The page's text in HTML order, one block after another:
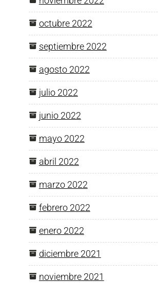
octubre 2022
septiembre 2022
agosto 2022
julio 2022
junio 2022
mayo 2022
abril 2022
marzo 2022
febrero 2022
enero 2022
diciembre 2021
noviembre 2021